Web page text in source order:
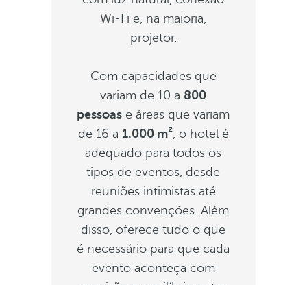
Wi-Fi e, na maioria,
projetor.
Com capacidades que
variam de 10 a 800
pessoas e áreas que variam
de 16 a 1.000 m², o hotel é
adequado para todos os
tipos de eventos, desde
reuniões intimistas até
grandes convenções. Além
disso, oferece tudo o que
é necessário para que cada
evento aconteça com